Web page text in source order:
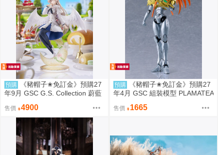
預購
《豬帽子✬免訂金》預購27
年9月 GSC G.S. Collection 蔚藍
售價 4900
預購
《豬帽子✬免訂金》預購27
年4月 GSC 組裝模型 PLAMATEA
售價 1665